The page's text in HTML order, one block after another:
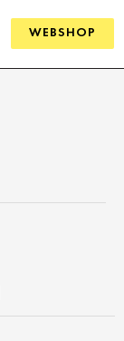
WEBSHOP